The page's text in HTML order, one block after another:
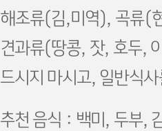
해조류(김,미역), 곡류(
견과류(땅콩, 잣, 호두,
드시지 마시고, 일반식
추천 음식 : 백미, 두부,